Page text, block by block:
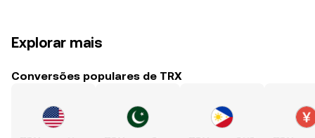
Explorar mais
Conversões populares de TRX